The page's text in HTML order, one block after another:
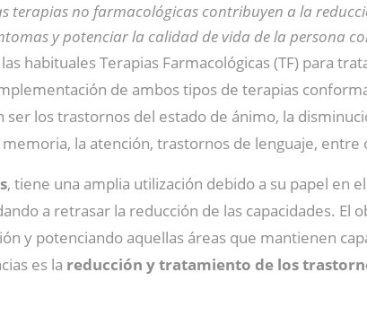
terapias no farmacológicas contribuyen a la
y potenciar la calidad de vida de la persona
habituales Terapias Farmacológicas (TF) para
de ambos tipos de terapias
ser los trastornos del estado de ánimo, la
la atención, trastornos de lenguaje, entre
, tiene una amplia utilización debido a su papel en el
a retrasar la reducción de las capacidades.
y potenciando aquellas áreas que mantienen
es la reducción y tratamiento de los